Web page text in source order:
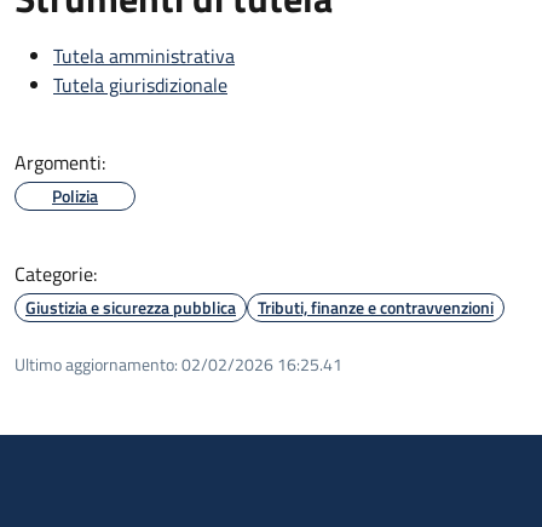
Tutela amministrativa
Tutela giurisdizionale
Argomenti:
Polizia
Categorie:
Giustizia e sicurezza pubblica Tributi, finanze e contravvenzioni
Ultimo aggiornamento:02/02/2026 16:25.41